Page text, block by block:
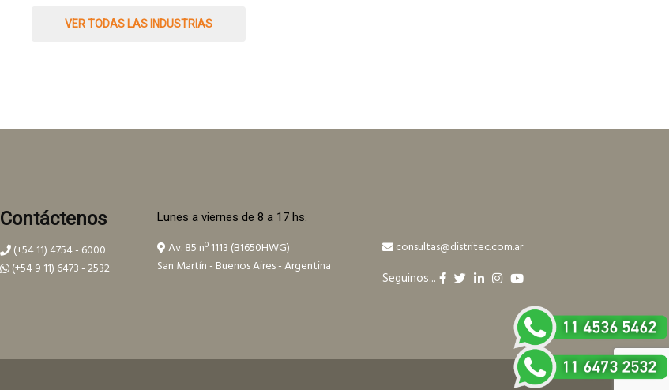
VER TODAS LAS INDUSTRIAS
Contáctenos
(+54 11) 4754 - 6000
(+54 9 11) 6473 - 2532
Lunes a viernes de 8 a 17 hs.
Av. 85 nº 1113 (B1650HWG)
San Martín - Buenos Aires - Argentina
consultas@distritec.com.ar
Seguinos...